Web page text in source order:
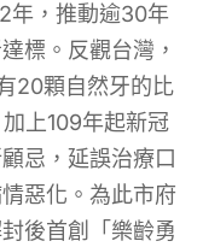
年，推動逾30年
標。反觀台灣，
20顆自然牙的比
上109年起新冠
忌，延誤治療口
惡化。為此市府
後首創「樂齡勇